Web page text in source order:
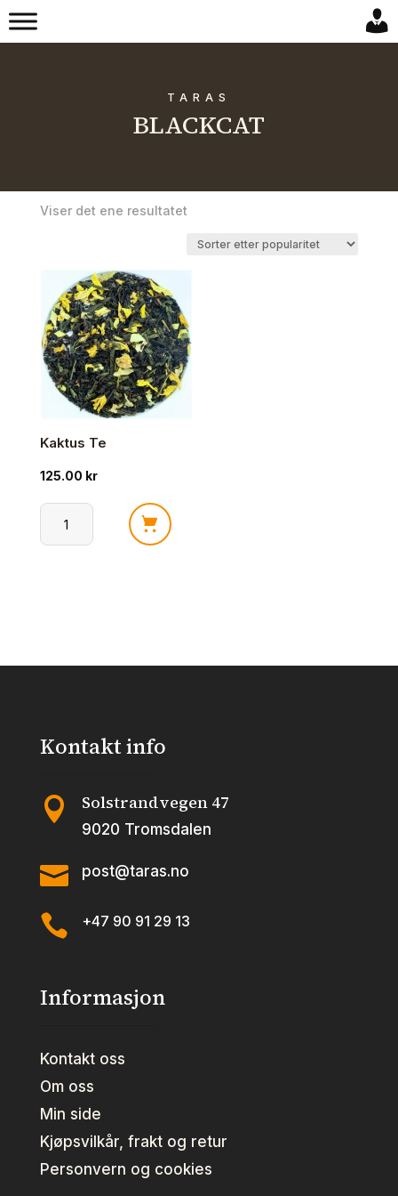
TARAS
BLACKCAT
Viser det ene resultatet
Kaktus Te
125.00 kr
Kaktus
Kontakt info
 Solstrandvegen 47
9020 Tromsdalen
 post@taras.no
 +47 90 91 29 13
Informasjon
Kontakt oss
Om oss
Min side
Kjøpsvilkår, frakt og retur
Personvern og cookies